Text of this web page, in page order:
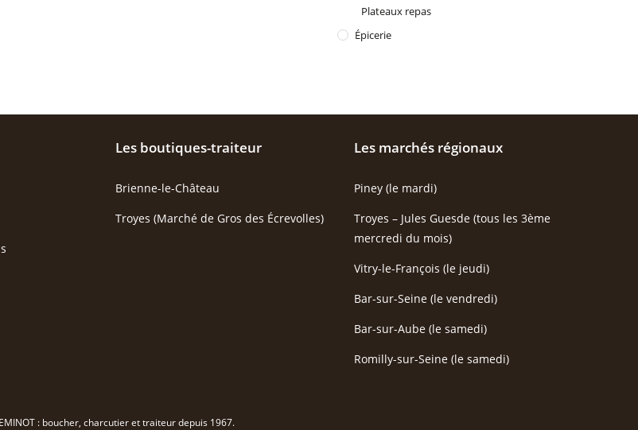
Plateaux repas
Épicerie
Les boutiques-traiteur
Brienne-le-Château
Troyes (Marché de Gros des Écrevolles)
Les marchés régionaux
Piney (le mardi)
Troyes – Jules Guesde (tous les 3ème
mercredi du mois)
Vitry-le-François (le jeudi)
Bar-sur-Seine (le vendredi)
Bar-sur-Aube (le samedi)
Romilly-sur-Seine (le samedi)
: boucher, charcutier et traiteur depuis 1967.